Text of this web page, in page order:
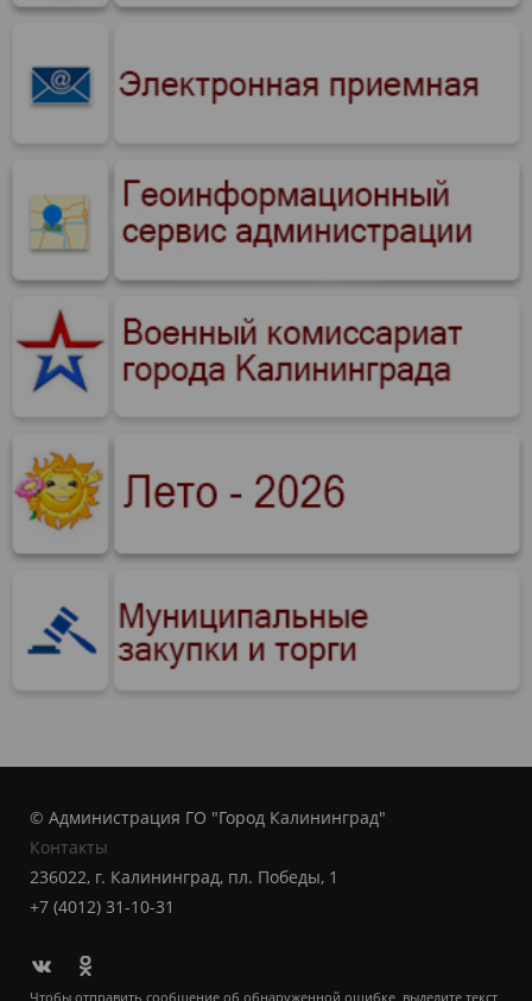
© Администрация ГО "Город Калининград"
Контакты
236022, г. Калининград, пл. Победы, 1
+7 (4012) 31-10-31
Чтобы отправить сообщение об обнаруженной ошибке, выделите текст